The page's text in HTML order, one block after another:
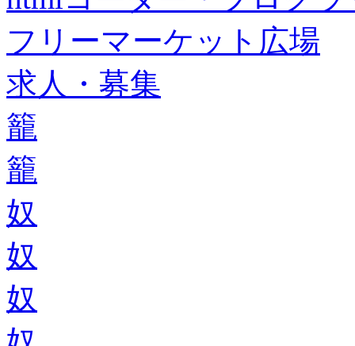
フリーマーケット広場
求人・募集
籠
籠
奴
奴
奴